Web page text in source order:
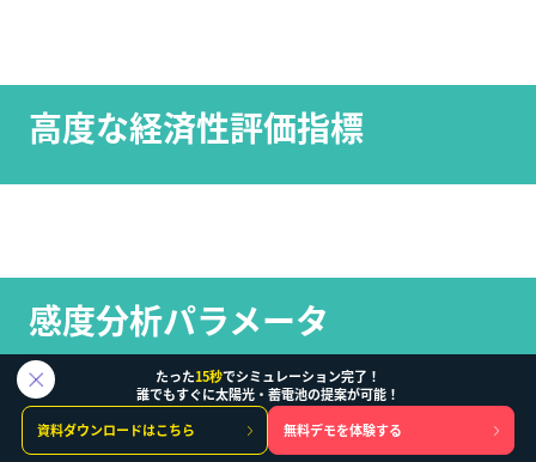
高度な経済性評価指標
感度分析パラメータ
価格変動リスク分析
たった15秒でシミュレーション完了！
誰でもすぐに太陽光・蓄電池の提案が可能！
資料ダウンロードはこちら
無料デモを体験する